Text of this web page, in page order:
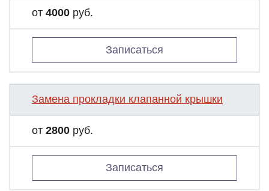
от 4000 руб.
Записаться
Замена прокладки клапанной крышки
от 2800 руб.
Записаться